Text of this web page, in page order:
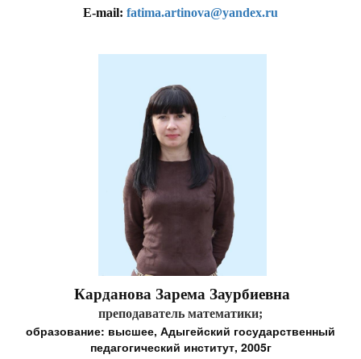
E-mail: fatima.artinova@yandex.ru
Карданова Зарема Заурбиевна
преподаватель математики;
образование: высшее, Адыгейский государственный
педагогический институт, 2005г